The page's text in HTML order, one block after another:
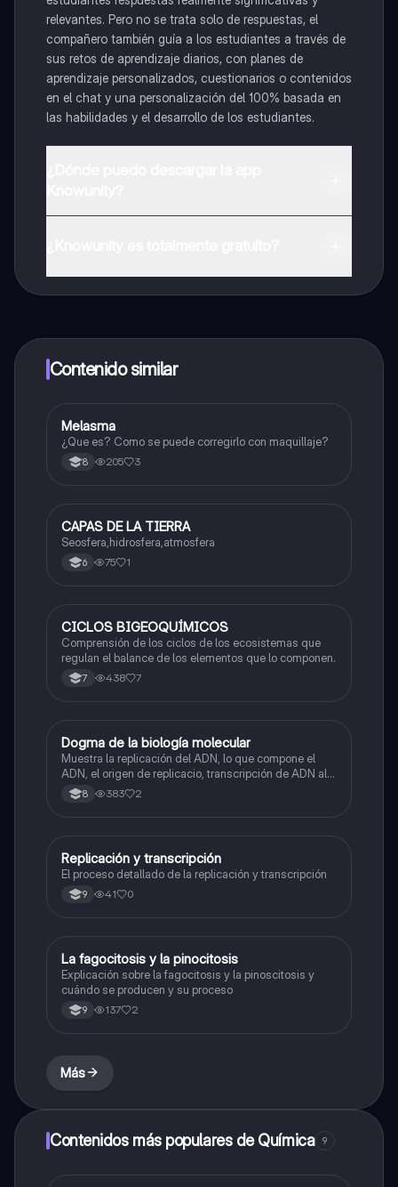
relevantes. Pero no se trata solo de respuestas, el
compañero también guía a los estudiantes a través de
sus retos de aprendizaje diarios, con planes de
aprendizaje personalizados, cuestionarios o contenidos
en el chat y una personalización del 100% basada en
las habilidades y el desarrollo de los estudiantes.
a determinadas funciones.
Contenido similar
Biologia
Melasma
¿Que es? Como se puede corregirlo con maquillaje?
8 205 3
Biologia
CAPAS DE LA TIERRA
Seosfera,hidrosfera,atmosfera
6 75 1
Biologia
CICLOS BIGEOQUÍMICOS
Comprensión de los ciclos de los ecosistemas que
regulan el balance de los elementos que lo componen.
7 438 7
Biologia
Dogma de la biología molecular
Muestra la replicación del ADN, lo que compone el
ADN, el origen de replicacio, transcripción de ADN al
ARN y traducción de ARN a proteína.
8 383 2
Biologia
Replicación y transcripción
El proceso detallado de la replicación y transcripción
9 41 0
Biologia
La fagocitosis y la pinocitosis
Explicación sobre la fagocitosis y la pinoscitosis y
cuándo se producen y su proceso
9 137 2
Más
Contenidos más populares de Química 9